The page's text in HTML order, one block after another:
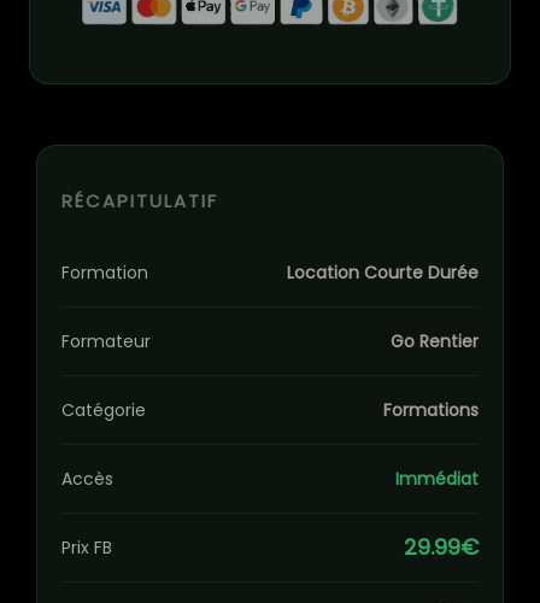
RÉCAPITULATIF
Formation Location Courte Durée
Formateur Go Rentier
Catégorie Formations
Accès Immédiat
Prix FB 29.99€